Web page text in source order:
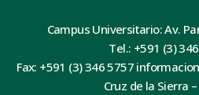
Campus Universitario: Av.
Tel.: +591 (3)
Fax: +591 (3) 346 5757
Cruz de la Sierra